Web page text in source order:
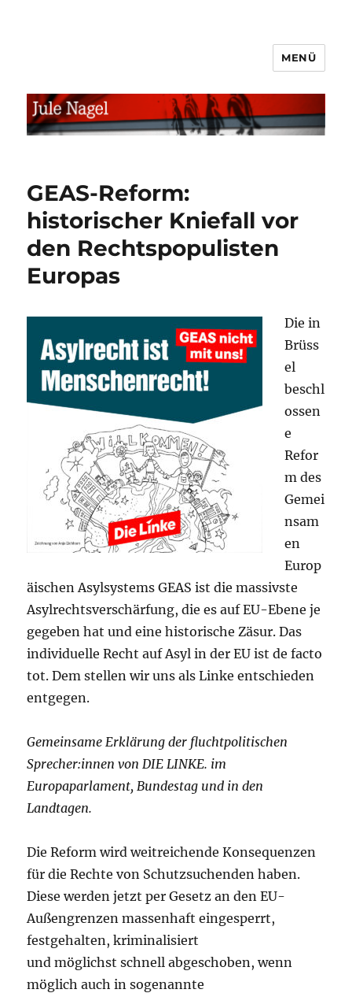
MENÜ
GEAS-Reform:
historischer Kniefall vor
den Rechtspopulisten
Europas
Die in
Brüss
el
beschl
ossen
e
Refor
m des
Gemei
nsam
en
Europ
äischen Asylsystems GEAS ist die massivste
Asylrechtsverschärfung, die es auf EU-Ebene je
gegeben hat und eine historische Zäsur. Das
individuelle Recht auf Asyl in der EU ist de facto
tot. Dem stellen wir uns als Linke entschieden
entgegen.
Gemeinsame Erklärung der fluchtpolitischen
Sprecher:innen von DIE LINKE. im
Europaparlament, Bundestag und in den
Landtagen.
Die Reform wird weitreichende Konsequenzen
für die Rechte von Schutzsuchenden haben.
Diese werden jetzt per Gesetz an den EU-
Außengrenzen massenhaft eingesperrt,
festgehalten, kriminalisiert
und möglichst schnell abgeschoben, wenn
möglich auch in sogenannte